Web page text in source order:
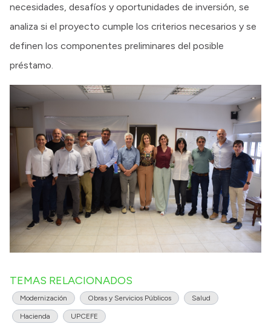
necesidades, desafíos y oportunidades de inversión, se
analiza si el proyecto cumple los criterios necesarios y se
definen los componentes preliminares del posible
préstamo.
TEMAS RELACIONADOS
Modernización Obras y Servicios Públicos Salud
Hacienda UPCEFE